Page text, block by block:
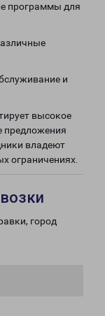
программы для
и
высокое
предложения
владеют
ограничениях.
город